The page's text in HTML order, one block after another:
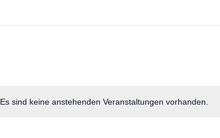
Es sind keine anstehenden Veranstaltungen vorhanden.